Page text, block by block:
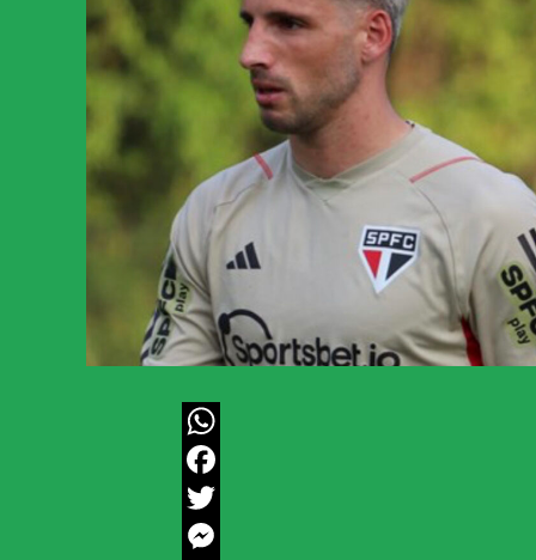
WhatsApp
Facebook
Twitter